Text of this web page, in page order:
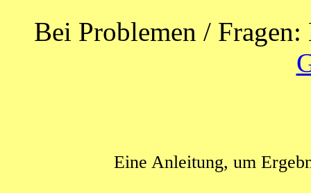
Bei Problemen /
Eine Anleitung, um